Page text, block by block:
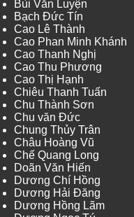
Bùi Văn Luyện
Bạch Đức Tín
Cao Lê Thành
Cao Phan Minh Khánh
Cao Thanh Nghị
Cao Thu Phương
Cao Thị Hạnh
Chiêu Thanh Tuấn
Chu Thành Sơn
Chu văn Đức
Chung Thủy Trân
Châu Hoàng Vũ
Chế Quang Long
Doãn Văn Hiến
Dương Chí Hồng
Dương Hải Đăng
Dương Hồng Lãm